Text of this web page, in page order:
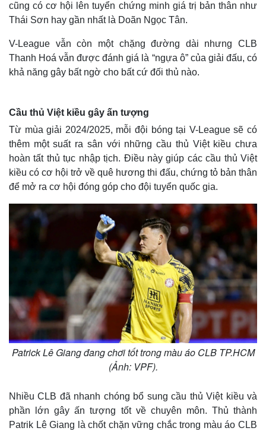
Cuộc sống đó đây
Hồ sơ
Multimedia
Ảnh
E-Magazine
Infographic
cũng có cơ hội lên tuyển chứng minh giá trị bản thân như
Thái Sơn hay gần nhất là Doãn Ngọc Tân.
V-League vẫn còn một chặng đường dài nhưng CLB
Thanh Hoá vẫn được đánh giá là “ngựa ô” của giải đấu, có
khả năng gây bất ngờ cho bất cứ đối thủ nào.
Cầu thủ Việt kiều gây ấn tượng
Từ mùa giải 2024/2025, mỗi đội bóng tại V-League sẽ có
thêm một suất ra sân với những cầu thủ Việt kiều chưa
hoàn tất thủ tục nhập tịch. Điều này giúp các cầu thủ Việt
kiều có cơ hội trở về quê hương thi đấu, chứng tỏ bản thân
để mở ra cơ hội đóng góp cho đội tuyển quốc gia.
Patrick Lê Giang đang chơi tốt trong màu áo CLB TP.HCM
(Ảnh: VPF).
Nhiều CLB đã nhanh chóng bổ sung cầu thủ Việt kiều và
phần lớn gây ấn tượng tốt về chuyên môn. Thủ thành
Patrik Lê Giang là chốt chặn vững chắc trong màu áo CLB